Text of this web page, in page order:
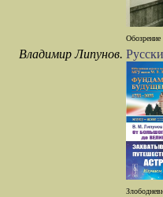
Владимир Липунов.